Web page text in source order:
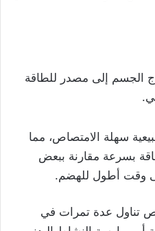
الجسم إلى مصدر للطاقة
سهلة الامتصاص، مما
بسرعة مقارنة ببعض
وقت أطول للهضم.
تناول عدة تمرات في